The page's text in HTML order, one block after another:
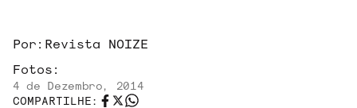
Por: Revista NOIZE
Fotos:
4 de Dezembro, 2014
COMPARTILHE: